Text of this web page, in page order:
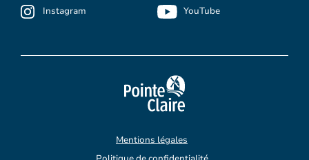
Instagram YouTube
Mentions légales